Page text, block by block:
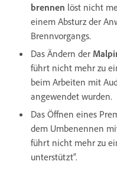
brennen löst nicht
einem Absturz der
Brennvorgangs.
Das Ändern der
führt nicht mehr zu
beim Arbeiten mit
angewendet wurden.
Das Öffnen eines
dem Umbenennen
führt nicht mehr zu
unterstützt“.